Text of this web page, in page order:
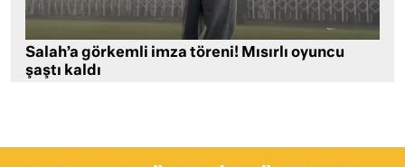
Salah’a görkemli imza töreni! Mısırlı oyuncu
şaştı kaldı